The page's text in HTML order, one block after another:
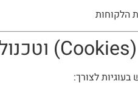
הלקוחות
לצורך: